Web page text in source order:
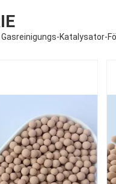
Katalysator-